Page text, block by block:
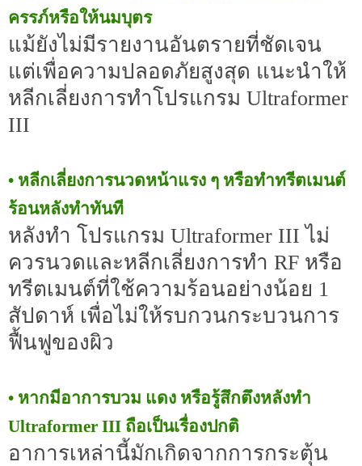
ครรภ์หรือให้นมบุตร
แม้ยังไม่มีรายงานอันตรายที่ชัดเจน
แต่เพื่อความปลอดภัยสูงสุด แนะนำให้
หลีกเลี่ยงการทำโปรแกรม Ultraformer
III
• หลีกเลี่ยงการนวดหน้าแรง ๆ หรือทำทรีตเมนต์
ร้อนหลังทำทันที
หลังทำ โปรแกรม Ultraformer III ไม่
ควรนวดและหลีกเลี่ยงการทำ RF หรือ
ทรีตเมนต์ที่ใช้ความร้อนอย่างน้อย 1
สัปดาห์ เพื่อไม่ให้รบกวนกระบวนการ
ฟื้นฟูของผิว
• หากมีอาการบวม แดง หรือรู้สึกตึงหลังทำ
Ultraformer III ถือเป็นเรื่องปกติ
อาการเหล่านี้มักเกิดจากการกระตุ้น